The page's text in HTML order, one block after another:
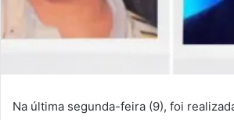
Na última segunda-feira (9), foi